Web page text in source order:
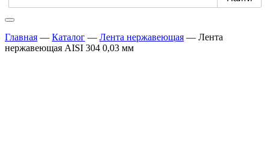
Главная — Каталог — Лента нержавеющая — Лента
нержавеющая AISI 304 0,03 мм